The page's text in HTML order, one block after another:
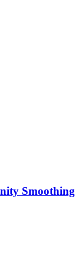
Smoothing